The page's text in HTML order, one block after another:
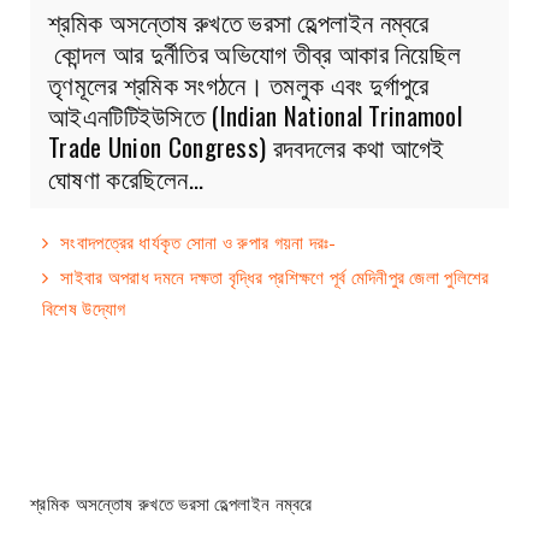
শ্রমিক অসন্তোষ রুখতে ভরসা হেল্পলাইন নম্বরে
কোন্দল আর দুর্নীতির অভিযোগ তীব্র আকার নিয়েছিল
তৃণমূলের শ্রমিক সংগঠনে। তমলুক এবং দুর্গাপুরে
আইএনটিটিইউসিতে (Indian National Trinamool
Trade Union Congress) রদবদলের কথা আগেই
ঘোষণা করেছিলেন…
সংবাদপত্রের ধার্যকৃত সোনা ও রুপার গয়না দরঃ-
সাইবার অপরাধ দমনে দক্ষতা বৃদ্ধির প্রশিক্ষণে পূর্ব মেদিনীপুর জেলা পুলিশের
বিশেষ উদ্যোগ
শ্রমিক অসন্তোষ রুখতে ভরসা হেল্পলাইন নম্বরে